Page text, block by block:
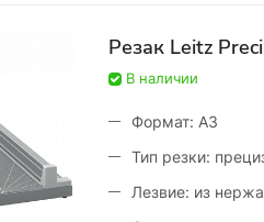
Резак Leitz
В наличии
Формат: А3
Тип резки:
Лезвие: из